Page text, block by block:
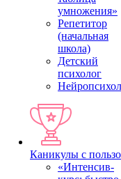
умножения»
Репетитор
(начальная
школа)
Детский
психолог
Каникулы с
«Интенсив-